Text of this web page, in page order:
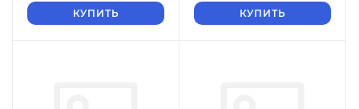
КУПИТЬ КУПИТЬ